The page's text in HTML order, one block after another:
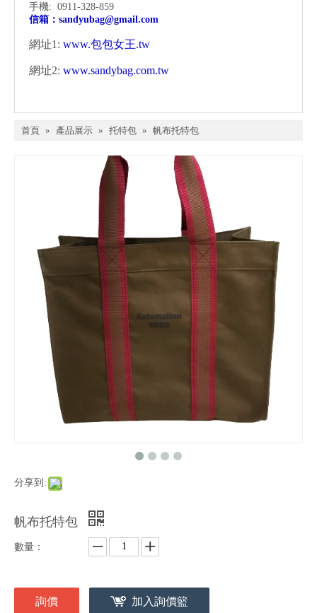
手機: 0911-328-859
信箱： sandyubag@gmail.com
網址1: www.包包女王.tw
網址2: www.sandybag.com.tw
首頁 » 產品展示 » 托特包 » 帆布托特包
分享到:
帆布托特包
數量：
詢價 加入詢價籃